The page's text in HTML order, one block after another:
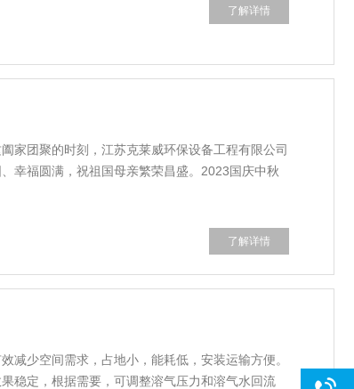
了解详情
家团聚的时刻，江苏克莱威环保设备工程有限公司
幸福圆满，祝祖国母亲繁荣昌盛。2023国庆中秋
了解详情
减少空间需求，占地小，能耗低，安装运输方便。
稳定，根据需要，可调整溶气压力和溶气水回流